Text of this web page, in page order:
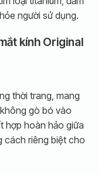
người sử dụng.
kính Original
thời trang, mang
gò bó vào
hợp hoàn hảo giữa
cách riêng biệt cho